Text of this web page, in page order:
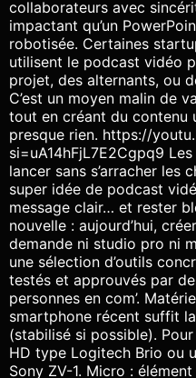
collaborateurs avec
impactant qu’un
robotisée. Certaines
utilisent le podcast vidéo
projet, des alternants, ou
C’est un moyen malin de
tout en créant du
presque rien. https://
si=uA14hFjL7E2Cgpq9
lancer sans s’arracher les
super idée de podcast
message clair… et rester
nouvelle : aujourd’hui,
demande ni studio pro ni
une sélection d’outils
testés et approuvés par
personnes en com’.
smartphone récent suffit
(stabilisé si possible).
HD type Logitech Brio ou
Sony ZV-1. Micro :